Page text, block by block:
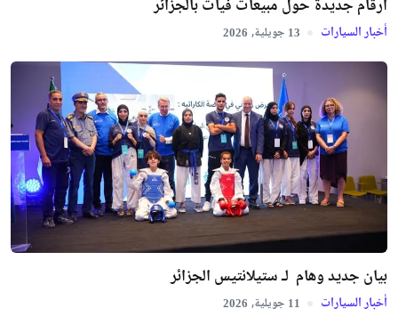
أرقام جديدة حول مبيعات فيات بالجزائر
أخبار السيارات 13 جويلية, 2026
بيان جديد وهام لـ ستيلانتيس الجزائر
أخبار السيارات 11 جويلية, 2026